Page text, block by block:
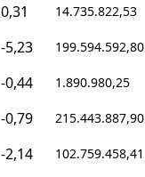
Mardin
Muğla
Muş
Nevşehir
Niğde
0,31 14.735.822,53
-5,23 199.594.592,80
-0,44 1.890.980,25
-0,79 215.443.887,90
-2,14 102.759.458,41